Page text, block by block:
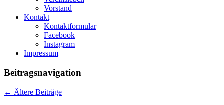
Vorstand
Kontakt
Kontaktformular
Facebook
Instagram
Impressum
Beitragsnavigation
← Ältere Beiträge